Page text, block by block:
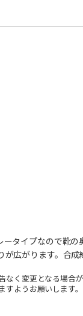
タイプなので靴
広がります。合成
く変更となる場合
ようお願いします。